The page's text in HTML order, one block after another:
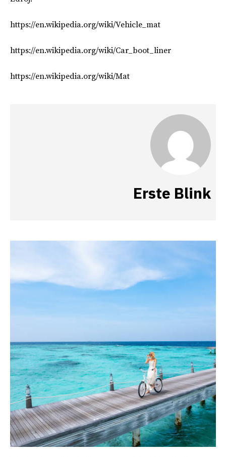
https://en.wikipedia.org/wiki/Vehicle_mat
https://en.wikipedia.org/wiki/Car_boot_liner
https://en.wikipedia.org/wiki/Mat
Erste Blink